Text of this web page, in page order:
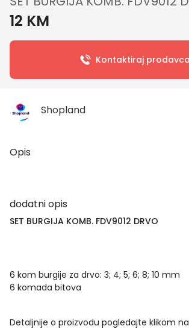
12 KM
Kontaktiraj prodavca
Shopland
Opis
dodatni opis
SET BURGIJA KOMB. FDV9012 DRVO
6 kom burgije za drvo: 3; 4; 5; 6; 8; 10 mm
6 komada bitova
Detaljnije o proizvodu pogledajte klikom